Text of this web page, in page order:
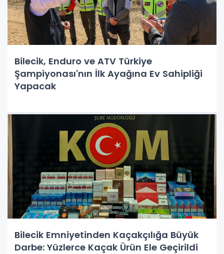
Bilecik, Enduro ve ATV Türkiye
Şampiyonası'nın İlk Ayağına Ev Sahipliği
Yapacak
Bilecik Emniyetinden Kaçakçılığa Büyük
Darbe: Yüzlerce Kaçak Ürün Ele Geçirildi